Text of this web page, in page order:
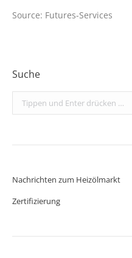
Source: Futures-Services
Suche
Search:
Nachrichten zum Heizölmarkt
Zertifizierung